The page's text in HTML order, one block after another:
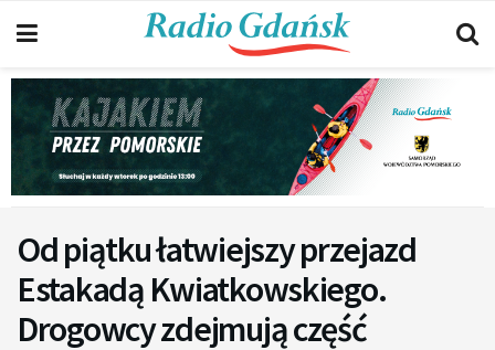
Od piątku łatwiejszy przejazd
Estakadą Kwiatkowskiego.
Drogowcy zdejmują część